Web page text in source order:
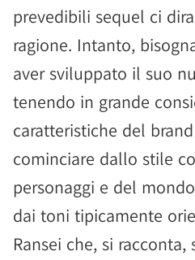
prevedibili sequel ci
ragione. Intanto,
aver sviluppato il suo
tenendo in grande
caratteristiche del
cominciare dallo stile
personaggi e del
dai toni tipicamente
Ransei che, si